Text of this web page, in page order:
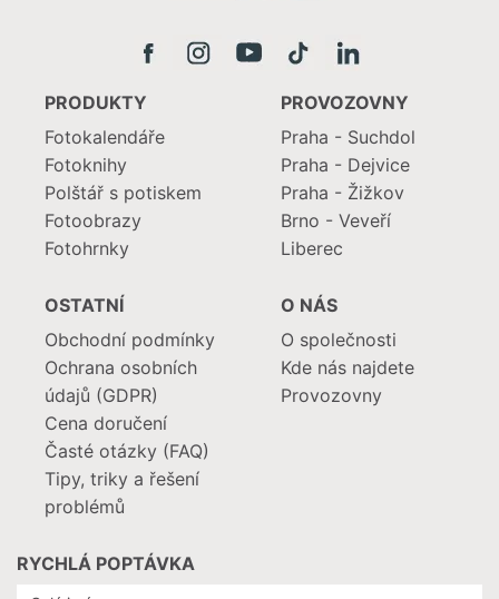
PRODUKTY
Fotokalendáře
Fotoknihy
Polštář s potiskem
Fotoobrazy
Fotohrnky
PROVOZOVNY
Praha - Suchdol
Praha - Dejvice
Praha - Žižkov
Brno - Veveří
Liberec
OSTATNÍ
Obchodní podmínky
Ochrana osobních
údajů (GDPR)
Cena doručení
Časté otázky (FAQ)
Tipy, triky a řešení
problémů
O NÁS
O společnosti
Kde nás najdete
Provozovny
RYCHLÁ POPTÁVKA